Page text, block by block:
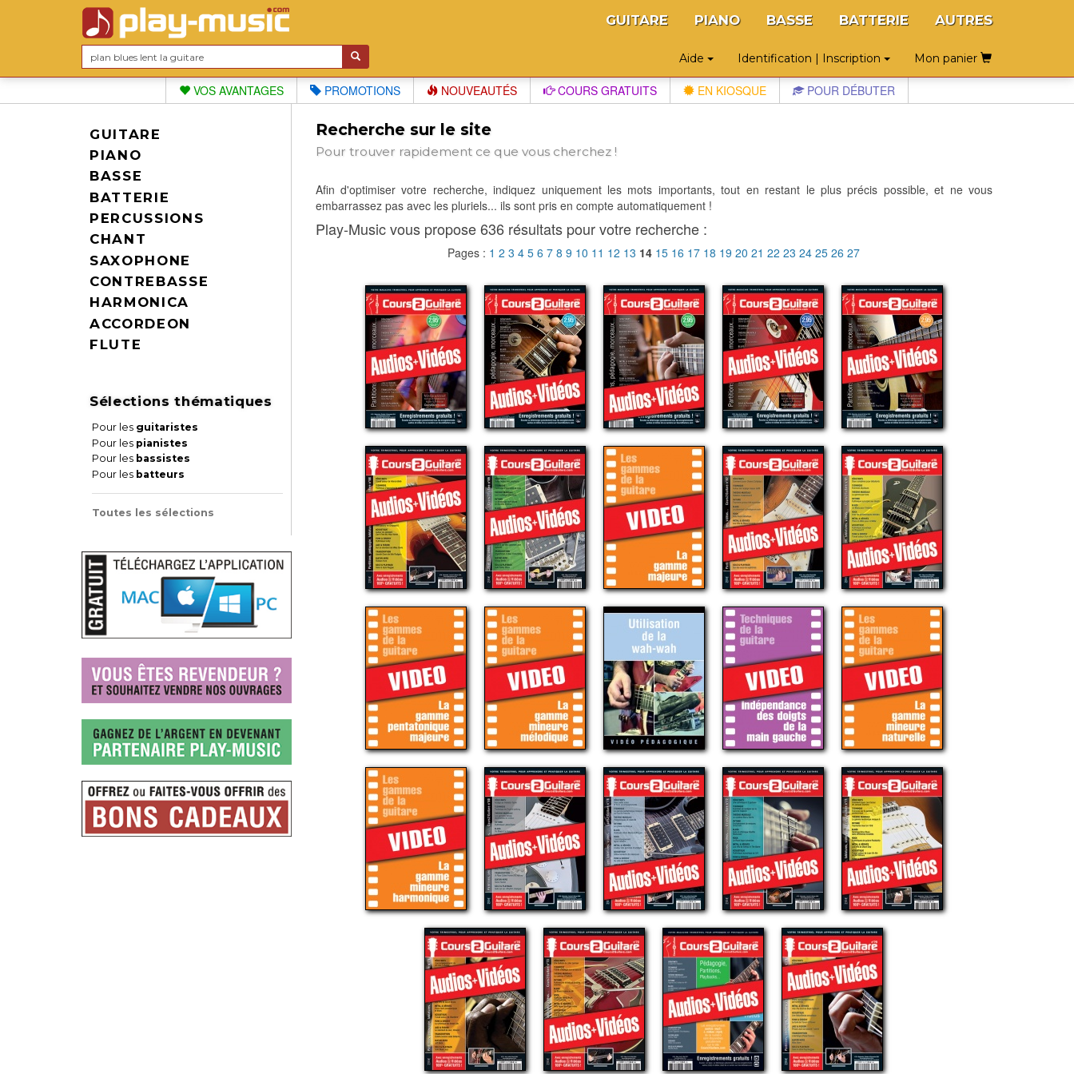
GUITARE PIANO BASSE BATTERIE AUTRES
Aide Identification | Inscription Mon panier
VOS AVANTAGES PROMOTIONS NOUVEAUTÉS COURS GRATUITS EN KIOSQUE POUR DÉBUTER
GUITARE
PIANO
BASSE
BATTERIE
PERCUSSIONS
CHANT
SAXOPHONE
CONTREBASSE
HARMONICA
ACCORDEON
FLUTE
Sélections thématiques
Pour les guitaristes
Pour les pianistes
Pour les bassistes
Pour les batteurs
Toutes les sélections
Recherche sur le site
Pour trouver rapidement ce que vous cherchez !
Afin d'optimiser votre recherche, indiquez uniquement les mots importants, tout en restant le plus précis possible, et ne vous
embarrassez pas avec les pluriels... ils sont pris en compte automatiquement !
Play-Music vous propose 636 résultats pour votre recherche :
Pages : 1 2 3 4 5 6 7 8 9 10 11 12 13 14 15 16 17 18 19 20 21 22 23 24 25 26 27